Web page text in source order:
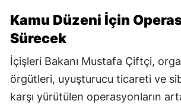
Kamu Düzeni İçin
Sürecek
İçişleri Bakanı Mustafa Çiftçi,
örgütleri, uyuşturucu ticareti ve
karşı yürütülen operasyonların